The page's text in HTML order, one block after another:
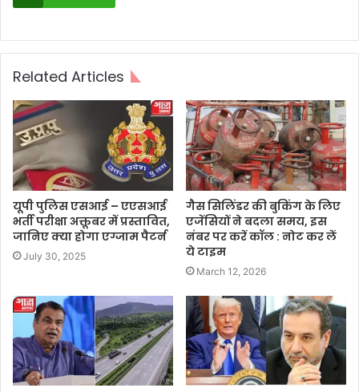
Related Articles
यूपी पुलिस एसआई – एएसआई
भर्ती परीक्षा अक्तूबर में प्रस्तावित,
जानिए क्या होगा एग्जाम पैटर्न
July 30, 2025
गैस सिलिंडर की बुकिंग के लिए
एजेंसियों ने बदला समय, इस
नंबर पर करें कॉल : नोट कर लें
ये टाइम
March 12, 2026